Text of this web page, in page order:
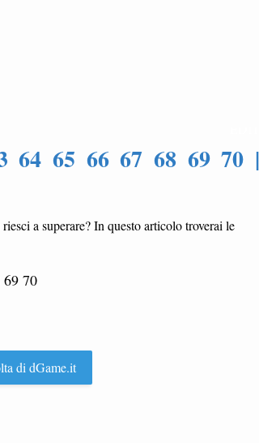
64 65 66 67 68 69 70 |
a superare? In questo articolo troverai le
70
di dGame.it